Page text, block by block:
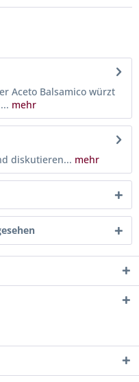
Aceto Balsamico würzt
mehr
diskutieren... mehr